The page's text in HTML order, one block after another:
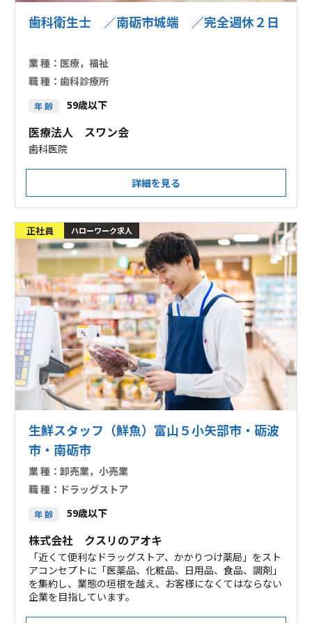
歯科衛生士 ／南砺市城端 ／完全週休２日
業 種： 医療，福祉
職 種： 歯科診療所
年 齢 59歳以下
医療法人 スワン会
歯科医院
詳細を見る
正社員 ハローワーク求人
生鮮スタッフ（鮮魚）富山５小矢部市・砺波
市・南砺市
業 種： 卸売業，小売業
職 種： ドラッグストア
年 齢 59歳以下
株式会社 クスリのアオキ
「近くて便利なドラッグストア、かかりつけ薬局」をスト
アコンセプトに「医薬品、化粧品、日用品、食品、調剤」
を集約し、業態の垣根を越え、お客様になくてはならない
企業を目指しています。